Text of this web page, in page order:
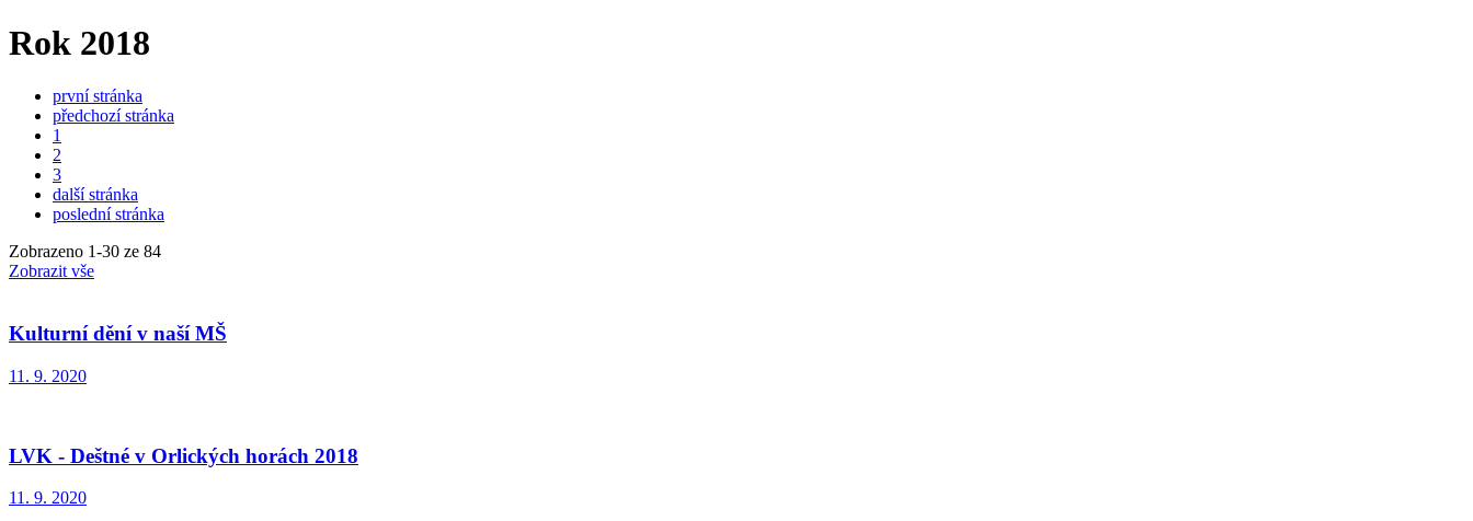
Rok 2018
první stránka
předchozí stránka
1
2
3
další stránka
poslední stránka
Zobrazeno 1-30 ze 84
Zobrazit vše
Kulturní dění v naší MŠ
11. 9. 2020
LVK - Deštné v Orlických horách 2018
11. 9. 2020